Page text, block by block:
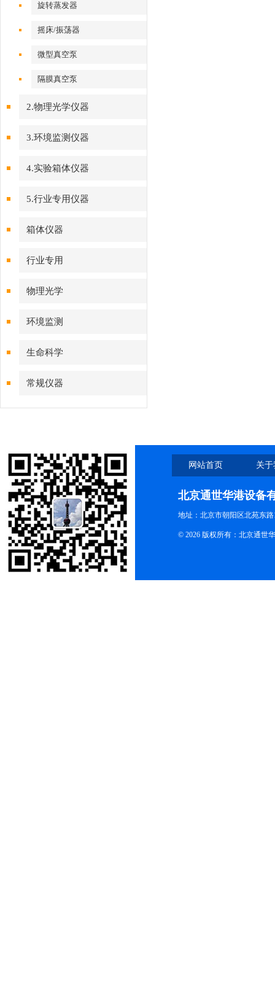
旋转蒸发器
摇床/振荡器
微型真空泵
隔膜真空泵
2.物理光学仪器
3.环境监测仪器
4.实验箱体仪器
5.行业专用仪器
箱体仪器
行业专用
物理光学
环境监测
生命科学
常规仪器
网站首页 关
北京通世华港设备
地址：北京市朝阳区北苑东路
© 2026 版权所有：北京通世